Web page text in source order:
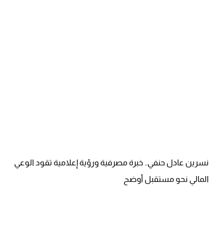
نسرين عادل حنفي.. خبرة مصرفية ورؤية إعلامية تقود الوعي
المالي نحو مستقبل أوضح